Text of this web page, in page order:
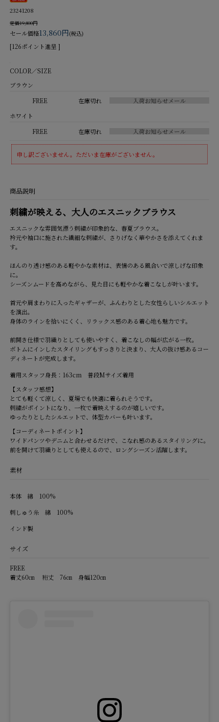
23241208
定価19,800円
セール価格13,860円(税込)
[126ポイント進呈 ]
COLOR／SIZE
ブラウン
FREE
在庫切れ
ホワイト
FREE
在庫切れ
申し訳ございません。ただいま在庫がございません。
商品説明
刺繍が映える、大人のエスニックブラウス
エスニックな雰囲気漂う刺繍が印象的な、春夏ブラウス。
衿元や袖口に施された繊細な刺繍が、さりげなく華やかさを添えてくれま
す。
ほんのり透け感のある軽やかな素材は、表情のある風合いで涼しげな印象
に。
シーズンムードを高めながら、見た目にも軽やかな着こなしが叶います。
首元や肩まわりに入ったギャザーが、ふんわりとした女性らしいシルエット
を演出。
身体のラインを拾いにくく、リラックス感のある着心地も魅力です。
前開き仕様で羽織りとしても使いやすく、着こなしの幅が広がる一枚。
ボトムにインしたスタイリングもすっきりと決まり、大人の抜け感あるコー
ディネートが完成します。
着用スタッフ身長：163cm 普段Mサイズ着用
【スタッフ感想】
とても軽くて涼しく、夏場でも快適に着られそうです。
刺繍がポイントになり、一枚で着映えするのが嬉しいです。
ゆったりとしたシルエットで、体型カバーも叶います。
【コーディネートポイント】
ワイドパンツやデニムと合わせるだけで、こなれ感のあるスタイリングに。
前を開けて羽織りとしても使えるので、ロングシーズン活躍します。
素材
本体 綿 100%
刺しゅう糸 綿 100%
インド製
サイズ
FREE
着丈60㎝ 裄丈 76㎝ 身幅120㎝